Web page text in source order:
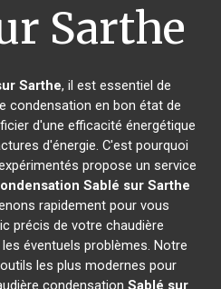
Sarthe
Sarthe, il est essentiel de
condensation en bon état de
d'une efficacité énergétique
d'énergie. C'est pourquoi
propose un service
Sablé sur Sarthe
rapidement pour vous
précis de votre chaudière
éventuels problèmes. Notre
les plus modernes pour
condensationSablé sur